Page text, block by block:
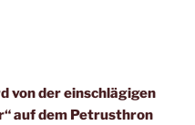
von der einschlägigen
auf dem Petrusthron